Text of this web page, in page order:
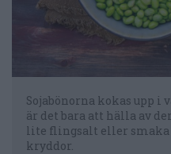
Sojabönorna kokas upp i
är det bara att hälla av
lite flingsalt eller smaka
kryddor.